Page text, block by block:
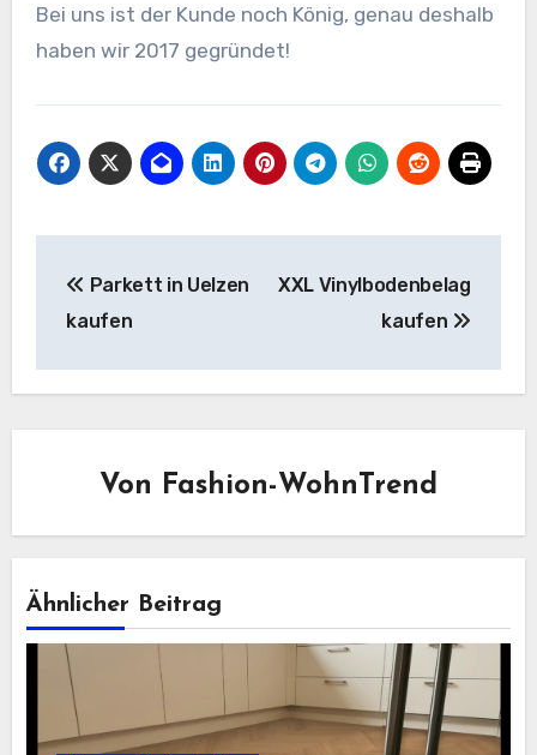
Bei uns ist der Kunde noch König, genau deshalb
haben wir 2017 gegründet!
Parkett in Uelzen
kaufen
XXL Vinylbodenbelag
kaufen
Von Fashion-WohnTrend
Ähnlicher Beitrag